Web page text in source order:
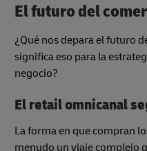
El futuro del
¿Qué nos depara el futuro
significa eso para la
negocio?
El retail omnicanal
La forma en que compran
menudo un viaje complejo